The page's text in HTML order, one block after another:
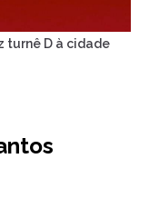
turnê D à cidade